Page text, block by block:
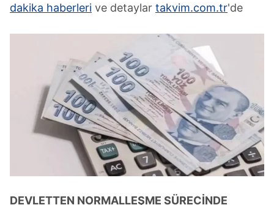
dakika haberleri ve detaylar takvim.com.tr'de
DEVLETTEN NORMALLEŞME SÜRECİNDE